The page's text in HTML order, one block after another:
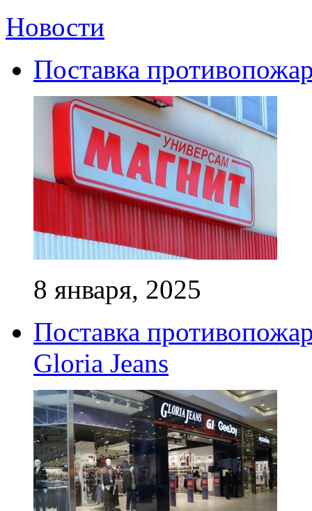
Новости
Поставка
8 января, 2025
Поставка
Gloria Jeans